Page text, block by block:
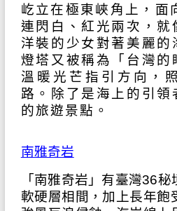
屹立在極東峽角上，面
連閃白、紅光兩次，就
洋裝的少女對著美麗的
燈塔又被稱為「台灣的
溫暖光芒指引方向，
路。除了是海上的引領
的旅遊景點。
南雅奇岩
「南雅奇岩」有臺灣36
軟硬層相間，加上長年飽